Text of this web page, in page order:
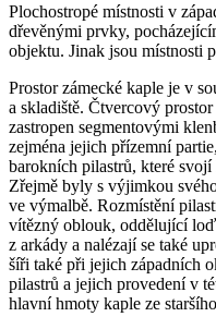
Plochostropé místnosti v
dřevěnými prvky,
objektu. Jinak jsou místnosti
Prostor zámecké kaple je v
a skladiště. Čtvercový
zastropen segmentovými
zejména jejich přízemní
barokních pilastrů, které
Zřejmě byly s výjimkou
ve výmalbě. Rozmístění
vítězný oblouk, oddělující
z arkády a nalézají se také
šíři také při jejich západních
pilastrů a jejich provedení v
hlavní hmoty kaple ze